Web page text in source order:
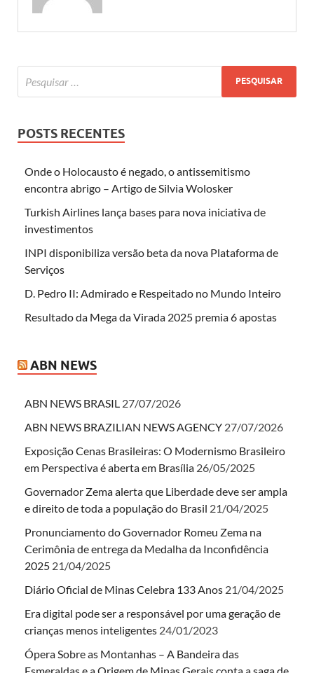
POSTS RECENTES
Onde o Holocausto é negado, o antissemitismo
encontra abrigo – Artigo de Silvia Wolosker
Turkish Airlines lança bases para nova iniciativa de
investimentos
INPI disponibiliza versão beta da nova Plataforma de
Serviços
D. Pedro II: Admirado e Respeitado no Mundo Inteiro
Resultado da Mega da Virada 2025 premia 6 apostas
ABN NEWS
ABN NEWS BRASIL 27/07/2026
ABN NEWS BRAZILIAN NEWS AGENCY 27/07/2026
Exposição Cenas Brasileiras: O Modernismo Brasileiro
em Perspectiva é aberta em Brasília 26/05/2025
Governador Zema alerta que Liberdade deve ser ampla
e direito de toda a população do Brasil 21/04/2025
Pronunciamento do Governador Romeu Zema na
Cerimônia de entrega da Medalha da Inconfidência
2025 21/04/2025
Diário Oficial de Minas Celebra 133 Anos 21/04/2025
Era digital pode ser a responsável por uma geração de
crianças menos inteligentes 24/01/2023
Ópera Sobre as Montanhas – A Bandeira das